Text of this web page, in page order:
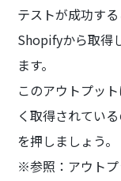
テストが成功す
Shopifyから取得
ます。
このアウトプッ
く取得されてい
を押しましょう。
※参照：アウト